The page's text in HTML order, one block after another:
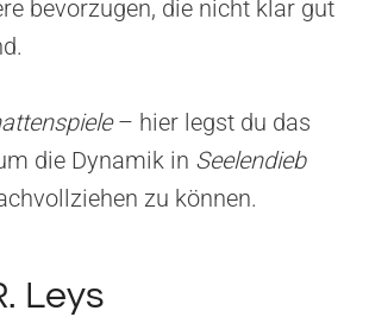
bevorzugen, die nicht klar gut
– hier legst du das
die Dynamik in Seelendieb
zu können.
Leys